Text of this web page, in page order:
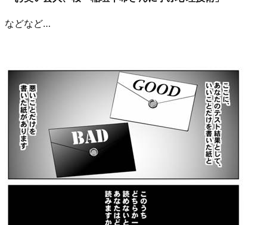
などなど…